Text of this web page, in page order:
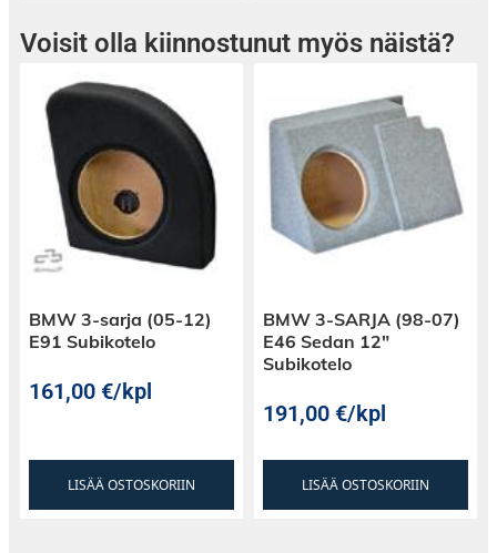
Kuvanäkymä: Corner
Voisit olla kiinnostunut myös näistä?
BMW 3-sarja (05-12)
E91 Subikotelo
161,00€/kpl
LISÄÄ OSTOSKORIIN
BMW 3-SARJA (98-07)
E46 Sedan 12″
Subikotelo
191,00€/kpl
LISÄÄ OSTOSKORIIN